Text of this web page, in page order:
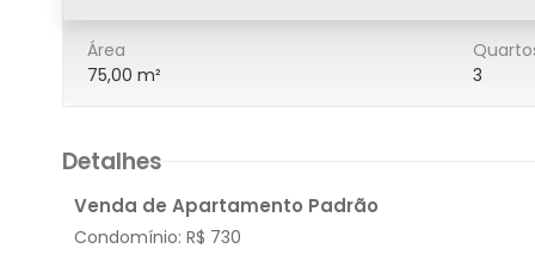
Área
75,00 m²
3
Detalhes
Venda de Apartamento Padrão
Condomínio: R$ 730